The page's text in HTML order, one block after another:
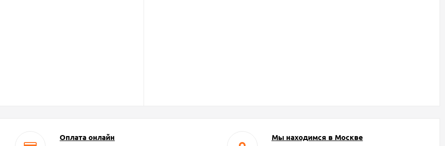
Оплата онлайн Мы находимся в Москве